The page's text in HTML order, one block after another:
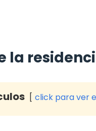
la
click para ver